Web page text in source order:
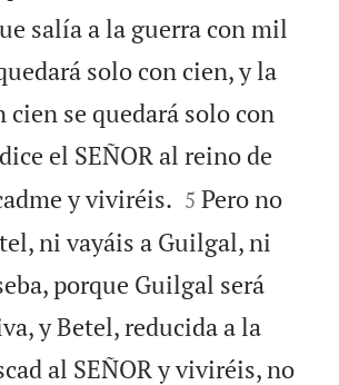
salía a la guerra con mil
solo con cien, y la
cien se quedará solo con
el SEÑOR al reino de
y viviréis. 

5 Pero no
ni vayáis a Guilgal, ni
porque Guilgal será
y Betel, reducida a la
al SEÑOR y viviréis, no